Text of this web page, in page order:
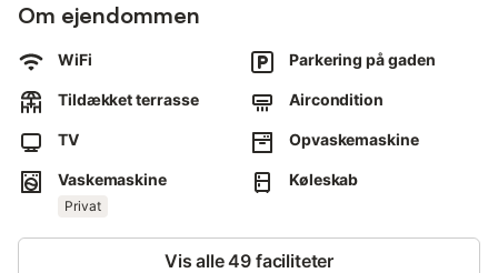
The property is located close to the beach and the host
A maximum of 2 pets are allowed.
There are security cameras at the entrance of the property and
inside.
However, they are covered when guests are staying at the
accommodation.
Om ejendommen
WiFi Parkering på gaden
Tildækket terrasse Aircondition
TV Opvaskemaskine
Vaskemaskine
Privat
Køleskab
Vis alle 49 faciliteter